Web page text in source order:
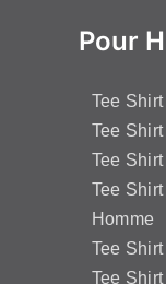
Pour
Tee
Tee
Tee
Tee
Homme
Tee
Tee